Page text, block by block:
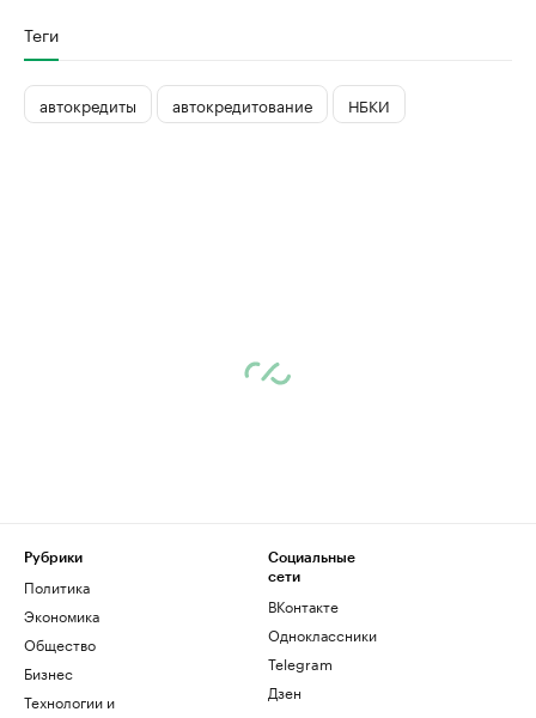
Теги
автокредиты автокредитование НБКИ
Рубрики
Политика
Экономика
Общество
Бизнес
Технологии и
Социальные
сети
ВКонтакте
Одноклассники
Telegram
Дзен